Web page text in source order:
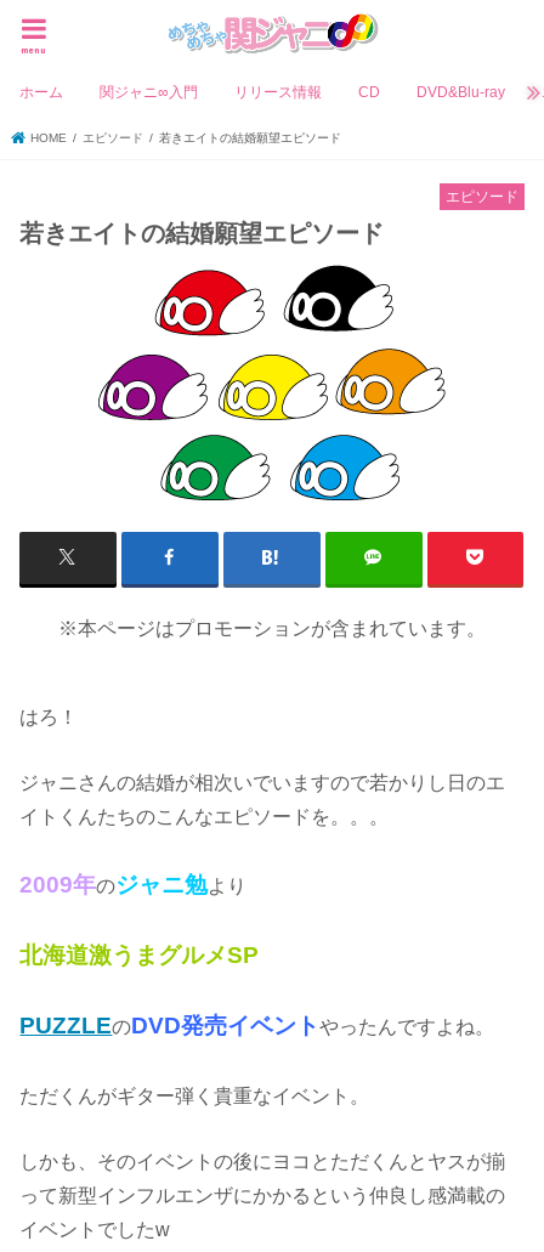
menu
ホーム 関ジャニ∞入門 リリース情報 CD DVD&Blu-ray
HOME エピソード 若きエイトの結婚願望エピソード
エピソード
若きエイトの結婚願望エピソード
※本ページはプロモーションが含まれています。
はろ！
ジャニさんの結婚が相次いでいますので若かりし日のエ
イトくんたちのこんなエピソードを。。。
2009年のジャニ勉より
北海道激うまグルメSP
PUZZLEのDVD発売イベントやったんですよね。
ただくんがギター弾く貴重なイベント。
しかも、そのイベントの後にヨコとただくんとヤスが揃
って新型インフルエンザにかかるという仲良し感満載の
イベントでしたw